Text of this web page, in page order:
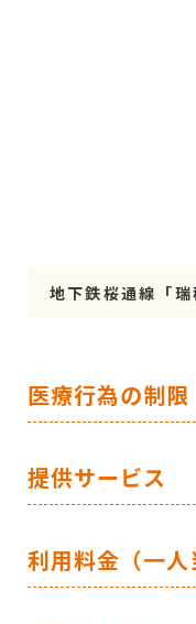
地下鉄桜通線「
医療行為の制限
提供サービス
利用料金（一人